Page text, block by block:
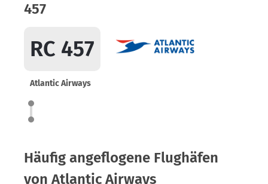
457
RC 457
Atlantic Airways
Häufig angeflogene Flughäfen
von Atlantic Airways